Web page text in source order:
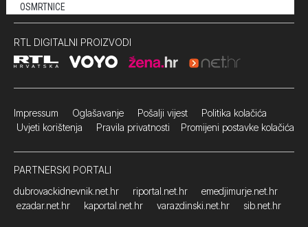
OSMRTNICE
RTL DIGITALNI PROIZVODI
Impressum Oglašavanje Pošalji vijest Politika kolačića
Uvjeti korištenja Pravila privatnosti Promijeni postavke kolačića
PARTNERSKI PORTALI
dubrovackidnevnik.net.hr
riportal.net.hr
emedjimurje.net.hr
ezadar.net.hr
kaportal.net.hr varazdinski.net.hr sib.net.hr